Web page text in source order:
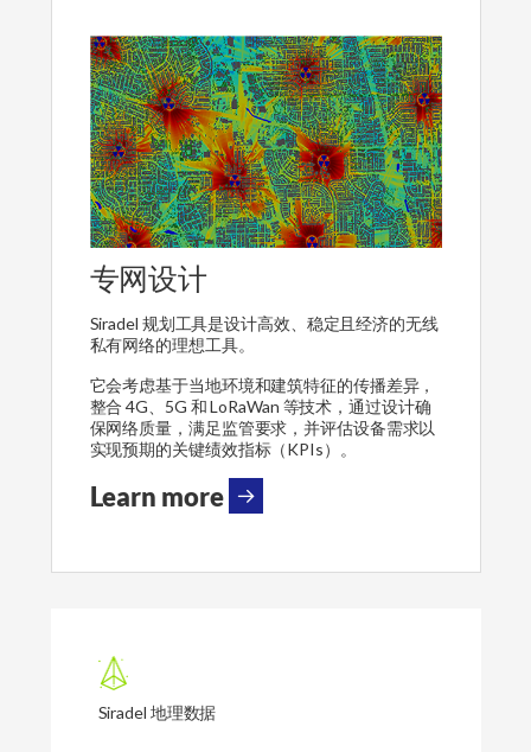
专网设计
Siradel 规划工具是设计高效、稳定且经济的无线
私有网络的理想工具。
它会考虑基于当地环境和建筑特征的传播差异，
整合 4G、5G 和 LoRaWan 等技术，通过设计确
保网络质量，满足监管要求，并评估设备需求以
实现预期的关键绩效指标（KPIs）。
Learn more
Siradel 地理数据